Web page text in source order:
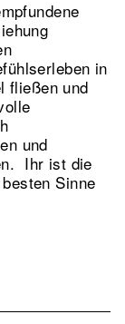
in
fließen und
und
Ihr ist die
Sinne